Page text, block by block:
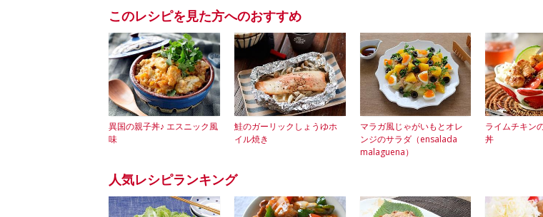
このレシピを見た方へのおすすめ
異国の親子丼♪ エスニック風
味
鮭のガーリックしょうゆホ
イル焼き
マラガ風じゃがいもとオレ
ンジのサラダ（ensalada
malaguena）
ライムチキン
丼
人気レシピランキング